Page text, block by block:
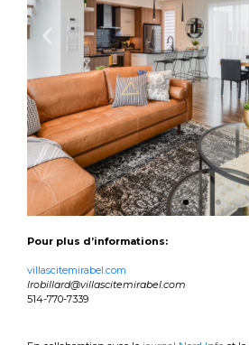
Pour plus d’informations:
villascitemirabel.com
lrobillard@villascitemirabel.com
514-770-7339